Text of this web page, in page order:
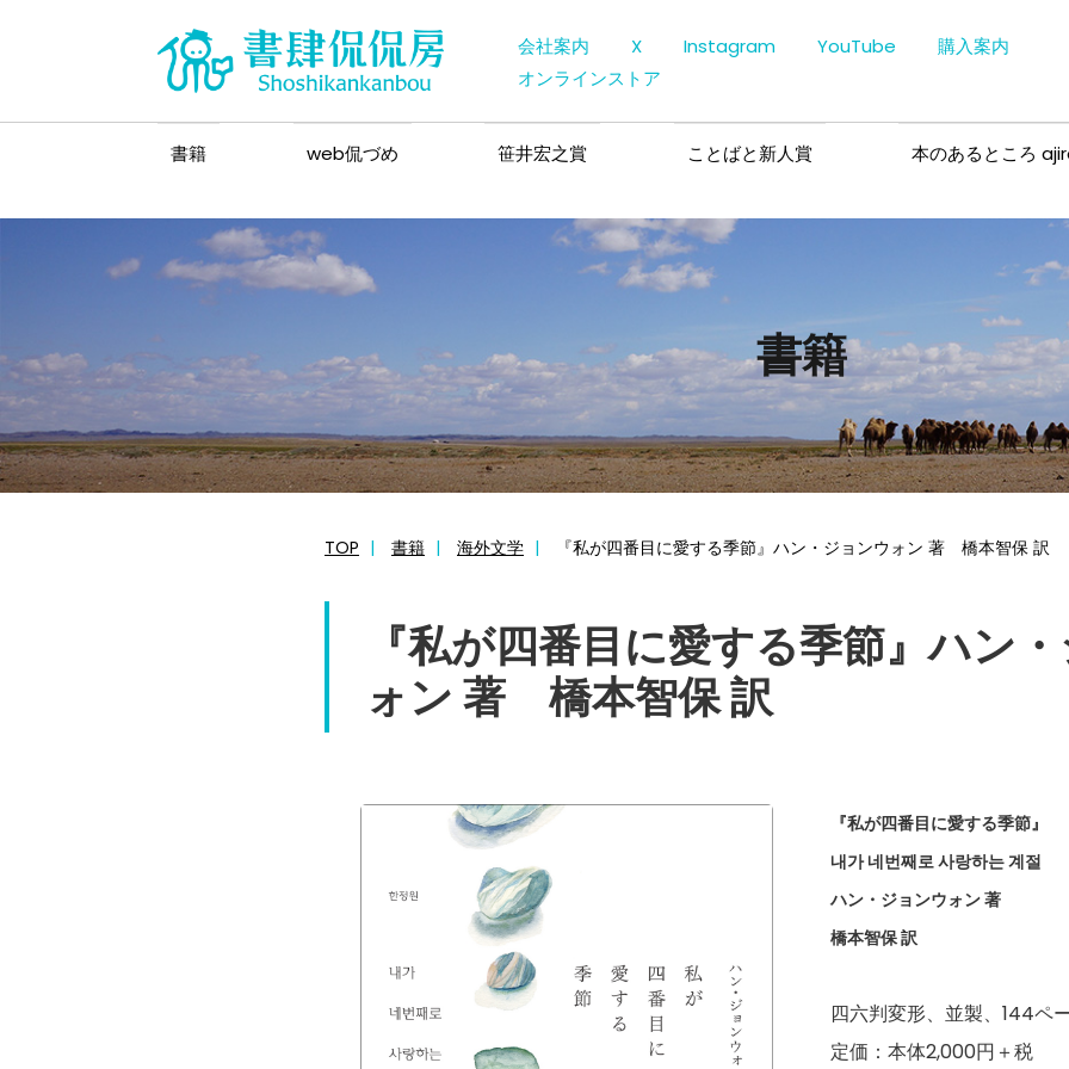
会社案内 X Instagram YouTube
購入案内
オンラインストア
書籍 web侃づめ 笹井宏之賞 ことばと新人賞 本のあるところ
書籍
TOP 書籍 海外文学 『私が四番目に愛する季節』ハン・ジョンウォン 著 橋本智保 訳
『私が四番目に愛する季節』ハン
ォン 著 橋本智保 訳
『私が四番目に愛する季節』
내가 네번째로 사랑하는 계절
ハン・ジョンウォン 著
橋本智保 訳
四六判変形、並製、144ペ
定価：本体2,000円＋税